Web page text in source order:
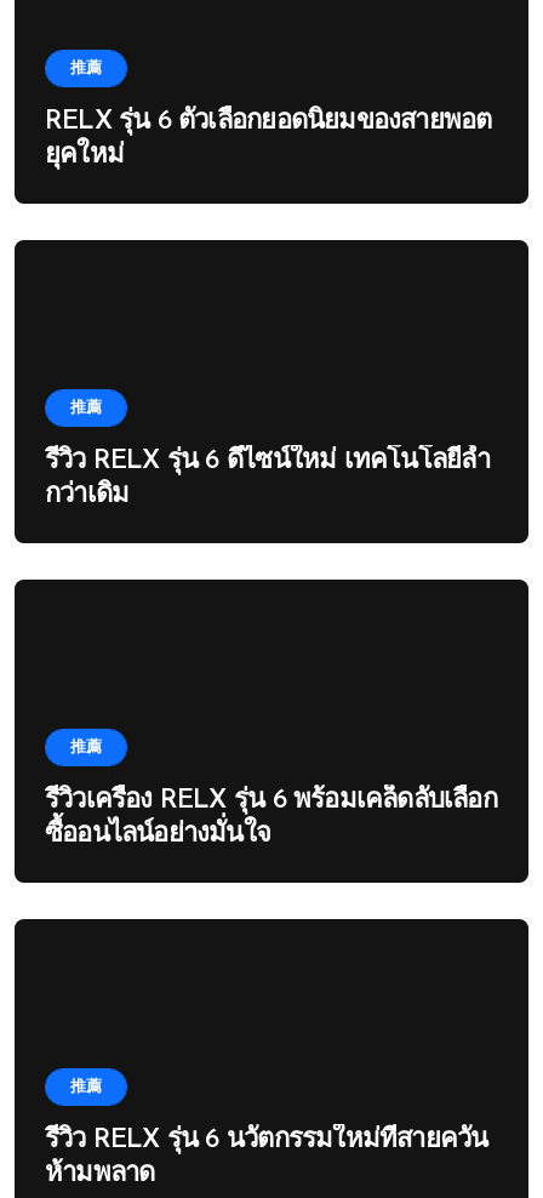
推薦
RELX รุ่น 6 ตัวเลือกยอดนิยมของสายพอต
ยุคใหม่
推薦
รีวิว RELX รุ่น 6 ดีไซน์ใหม่ เทคโนโลยีล้ำ
กว่าเดิม
推薦
รีวิวเครื่อง RELX รุ่น 6 พร้อมเคล็ดลับเลือก
ซื้ออนไลน์อย่างมั่นใจ
推薦
รีวิว RELX รุ่น 6 นวัตกรรมใหม่ที่สายควัน
ห้ามพลาด